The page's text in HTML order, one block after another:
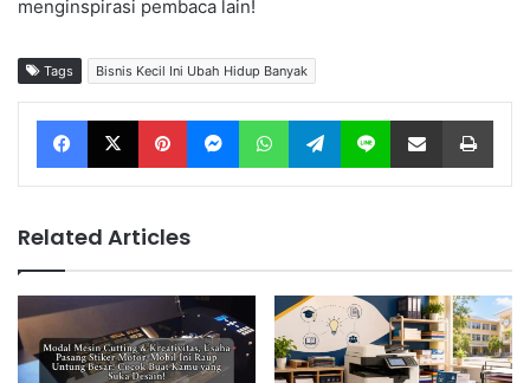
menginspirasi pembaca lain!
Tags Bisnis Kecil Ini Ubah Hidup Banyak
Facebook X Pinterest Messenger WhatsApp Telegram Line Share via Email
Related Articles